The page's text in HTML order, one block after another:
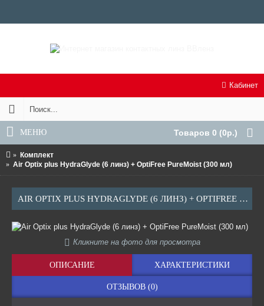
Товаров 0 (0р.)
Кабинет
МЕНЮ
Комплект
Air Optix plus HydraGlyde (6 линз) + OptiFree PureMoist (300 мл)
AIR OPTIX PLUS HYDRAGLYDE (6 ЛИНЗ) + OPTIFREE PUREMOIST (300 МЛ)
Кликните на фото для просмотра
ОПИСАНИЕ ХАРАКТЕРИСТИКИ
ОТЗЫВОВ (0)